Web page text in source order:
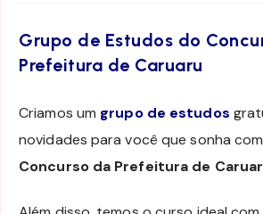
Grupo de Estudos do
Prefeitura de Caruaru
Criamos um grupo de estudos
novidades para você que sonha
Concurso da Prefeitura de